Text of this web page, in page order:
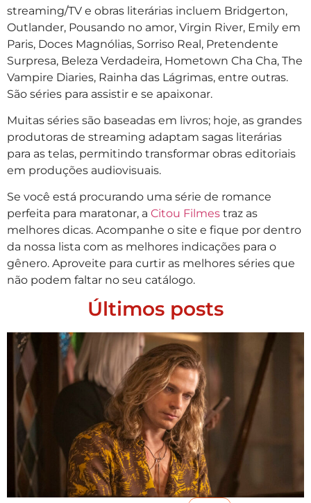
streaming/TV e obras literárias incluem Bridgerton,
Outlander, Pousando no amor, Virgin River, Emily em
Paris, Doces Magnólias, Sorriso Real, Pretendente
Surpresa, Beleza Verdadeira, Hometown Cha Cha, The
Vampire Diaries, Rainha das Lágrimas, entre outras.
São séries para assistir e se apaixonar.
Muitas séries são baseadas em livros; hoje, as grandes
produtoras de streaming adaptam sagas literárias
para as telas, permitindo transformar obras editoriais
em produções audiovisuais.
Se você está procurando uma série de romance
perfeita para maratonar, a Citou Filmes traz as
melhores dicas. Acompanhe o site e fique por dentro
da nossa lista com as melhores indicações para o
gênero. Aproveite para curtir as melhores séries que
não podem faltar no seu catálogo.
Últimos posts